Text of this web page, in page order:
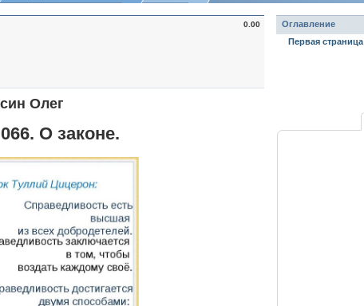
0.00
Олег
О законе.
Оглавление
Первая страница